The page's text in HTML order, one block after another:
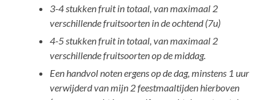
3-4 stukken fruit in totaal, van maximaal 2
verschillende fruitsoorten in de ochtend (7u)
4-5 stukken fruit in totaal, van maximaal 2
verschillende fruitsoorten op de middag.
Een handvol noten ergens op de dag, minstens 1 uur
verwijderd van mijn 2 feestmaaltijden hierboven